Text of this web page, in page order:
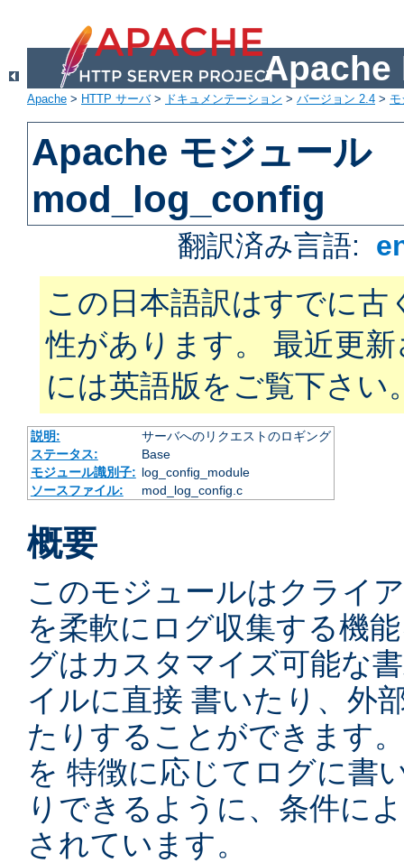
Apache
Apache > HTTP サーバ> ドキュメンテーション > バージョン 2.4 >
Apache モジュール
mod_log_config
翻訳済み言語:
この日本語訳はすでに古
性があります。 最近更
には英語版をご覧下さい
説明:
サーバへのリクエストのロギング
ステータス:
Base
モジュール識別子: log_config_module
ソースファイル:
mod_log_config.c
概要
このモジュールはクライ
を柔軟にログ収集する機
グはカスタマイズ可能な
イルに直接 書いたり、外
たりすることができます
を 特徴に応じてログに書
りできるように、条件に
されています。